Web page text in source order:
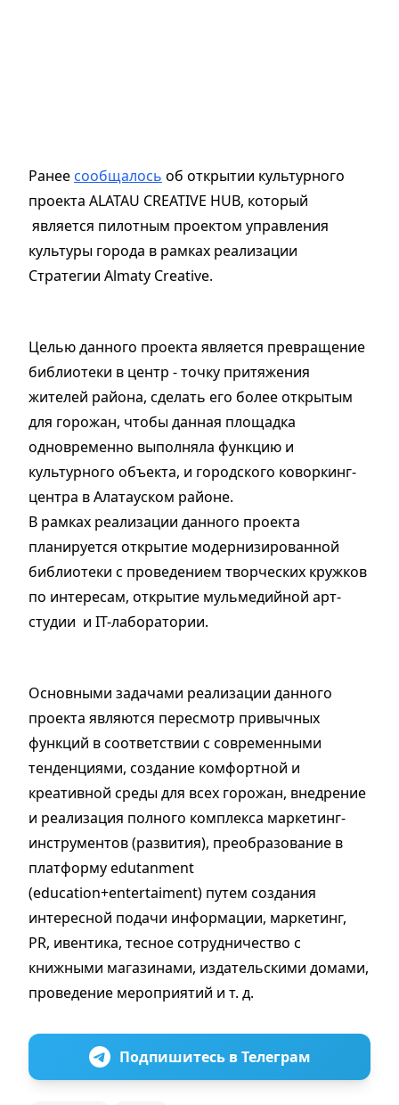
Ранее сообщалось об открытии культурного
проекта ALATAU CREATIVE HUB, который
является пилотным проектом управления
культуры города в рамках реализации
Стратегии Almaty Creative.
Целью данного проекта является превращение
библиотеки в центр - точку притяжения
жителей района, сделать его более открытым
для горожан, чтобы данная площадка
одновременно выполняла функцию и
культурного объекта, и городского коворкинг-
центра в Алатауском районе.
В рамках реализации данного проекта
планируется открытие модернизированной
библиотеки с проведением творческих кружков
по интересам, открытие мульмедийной арт-
студии и IT-лаборатории.
Основными задачами реализации данного
проекта являются пересмотр привычных
функций в соответствии с современными
тенденциями, создание комфортной и
креативной среды для всех горожан, внедрение
и реализация полного комплекса маркетинг-
инструментов (развития), преобразование в
платформу edutanment
(education+entertaiment) путем создания
интересной подачи информации, маркетинг,
PR, ивентика, тесное сотрудничество с
книжными магазинами, издательскими домами,
проведение мероприятий и т. д.
Подпишитесь в Телеграм